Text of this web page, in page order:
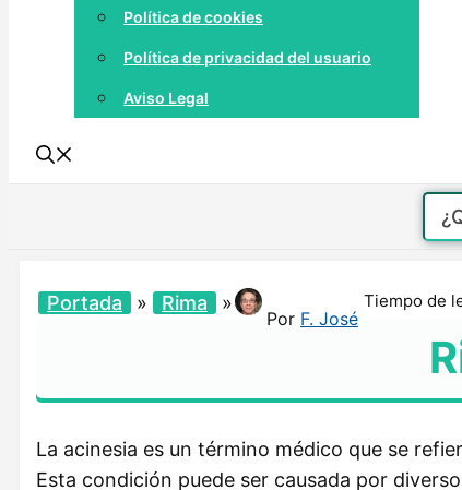
Política de cookies
Política de privacidad del usuario
Aviso Legal
Portada » Rima »
Por F. José
Tiempo de
La acinesia es un término médico que se
Esta condición puede ser causada por